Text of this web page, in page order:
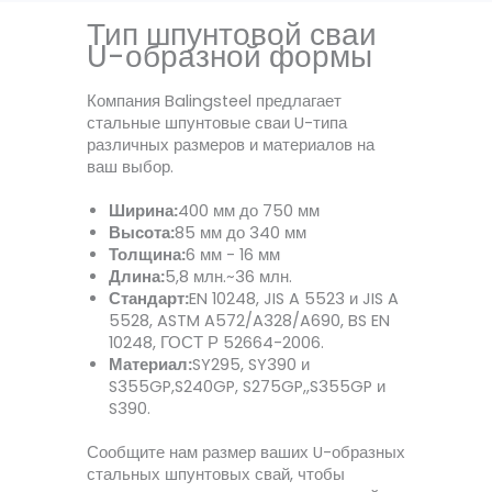
Тип шпунтовой сваи
U-образной формы
Компания Balingsteel предлагает
стальные шпунтовые сваи U-типа
различных размеров и материалов на
ваш выбор.
Ширина:400 мм до 750 мм
Высота:85 мм до 340 мм
Толщина:6 мм - 16 мм
Длина:5,8 млн.~36 млн.
Стандарт:EN 10248, JIS A 5523 и JIS A
5528, ASTM A572/A328/A690, BS EN
10248, ГОСТ Р 52664-2006.
Материал:SY295, SY390 и
S355GP,S240GP, S275GP,,S355GP и
S390.
Сообщите нам размер ваших U-образных
стальных шпунтовых свай, чтобы